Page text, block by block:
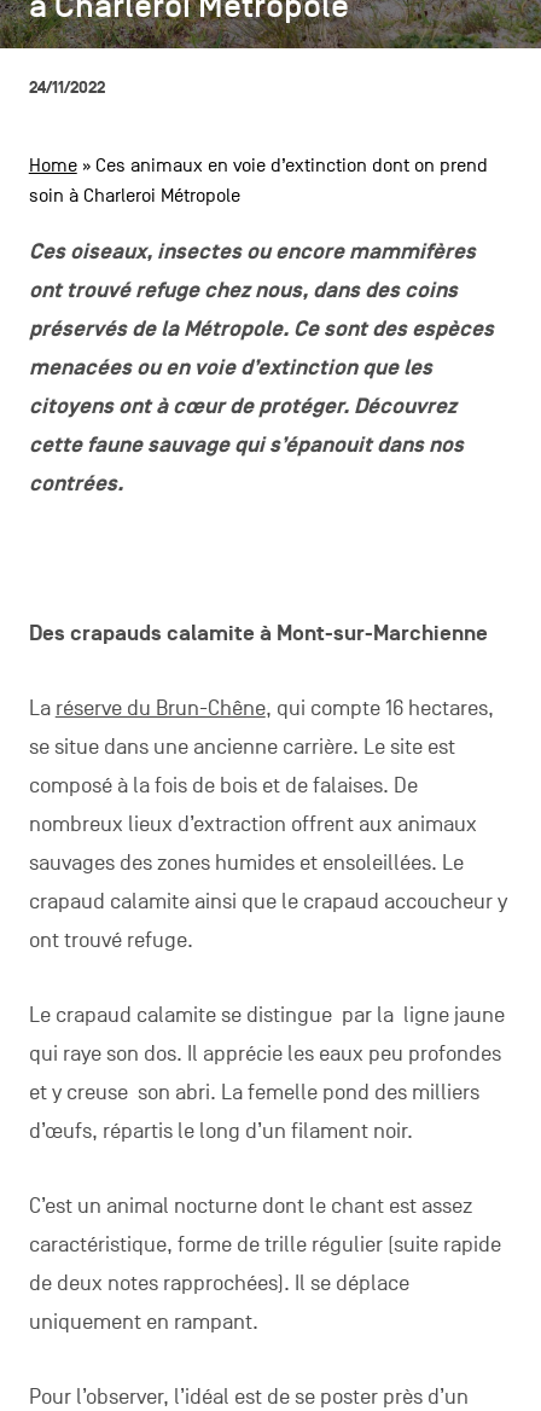
secondaire
POLITIQUE VIE PRIVÉE
FacebookInstagramYoutubeLinkedIn
FR NL EN
24/11/2022
Home» Ces animaux en voie d’extinction dont on prend
soin à Charleroi Métropole
Ces oiseaux, insectes ou encore mammifères
ont trouvé refuge chez nous, dans des coins
préservés de la Métropole. Ce sont des espèces
menacées ou en voie d’extinction que les
citoyens ont à cœur de protéger. Découvrez
cette faune sauvage qui s’épanouit dans nos
contrées.
Des crapauds calamite à Mont-sur-Marchienne
La réserve du Brun-Chêne, qui compte 16 hectares,
se situe dans une ancienne carrière. Le site est
composé à la fois de bois et de falaises. De
nombreux lieux d’extraction offrent aux animaux
sauvages des zones humides et ensoleillées. Le
crapaud calamite ainsi que le crapaud accoucheur y
ont trouvé refuge.
Le crapaud calamite se distingue par la ligne jaune
qui raye son dos. Il apprécie les eaux peu profondes
et y creuse son abri. La femelle pond des milliers
d’œufs, répartis le long d’un filament noir.
C’est un animal nocturne dont le chant est assez
caractéristique, forme de trille régulier (suite rapide
de deux notes rapprochées). Il se déplace
uniquement en rampant.
Pour l’observer, l’idéal est de se poster près d’un